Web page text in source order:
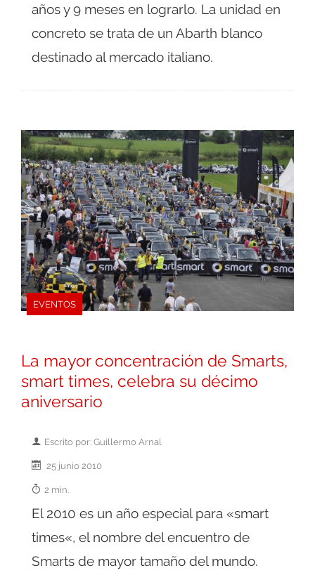
años y 9 meses en lograrlo. La unidad en
concreto se trata de un Abarth blanco
destinado al mercado italiano.
EVENTOS
La mayor concentración de Smarts,
smart times, celebra su décimo
aniversario
Escrito por: Guillermo Arnal
25 junio 2010
2 min.
El 2010 es un año especial para «smart
times«, el nombre del encuentro de
Smarts de mayor tamaño del mundo.